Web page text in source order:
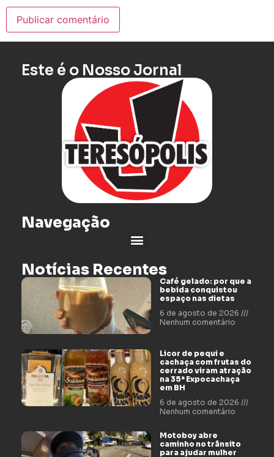
Este é o Nosso Jornal
Navegação
Notícias Recentes
Café gelado: por que a
bebida conquistou
espaço nas dietas
6 de agosto de 2026
Nenhum comentário
Licor de pequi e
cachaça com frutas do
cerrado viram atração
na 35ª Expocachaça
em BH
6 de agosto de 2026
Nenhum comentário
Motoboy abre
caminho no trânsito
para ajudar mulher